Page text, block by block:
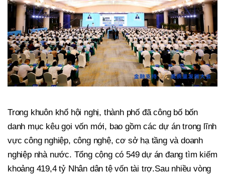
Trong khuôn khổ hội nghị, thành phố đã công bố bốn
danh mục kêu gọi vốn mới, bao gồm các dự án trong lĩnh
vực công nghiệp, công nghệ, cơ sở hạ tầng và doanh
nghiệp nhà nước. Tổng cộng có 549 dự án đang tìm kiếm
khoảng 419,4 tỷ Nhân dân tệ vốn tài trợ.Sau nhiều vòng